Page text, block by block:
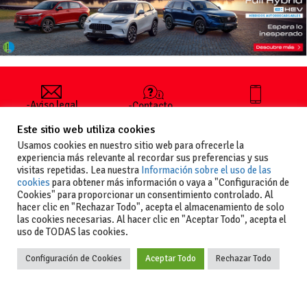
-Aviso legal
generales
de uso
-Política de
privacidad
-Política de
cookies
-Contacto
publicar un
anuncio
-Vende+
+34 627 35
Copyright La guia del motor
Este sitio web utiliza cookies
Usamos cookies en nuestro sitio web para ofrecerle la
experiencia más relevante al recordar sus preferencias y sus
visitas repetidas. Lea nuestra Información sobre el uso de las
cookies para obtener más información o vaya a "Configuración de
Cookies" para proporcionar un consentimiento controlado. Al
hacer clic en "Rechazar Todo", acepta el almacenamiento de solo
las cookies necesarias. Al hacer clic en "Aceptar Todo", acepta el
uso de TODAS las cookies.
Configuración de Cookies Aceptar Todo Rechazar Todo